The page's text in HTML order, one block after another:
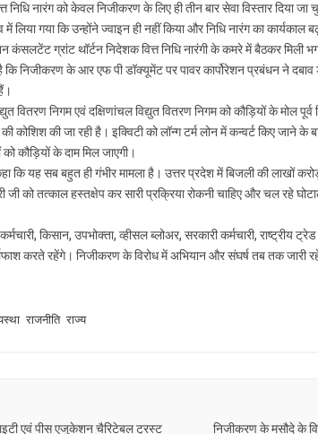
निधि नारंग को केवल निजीकरण के लिए ही तीन बार सेवा विस्तार दिया
लिया गया कि उन्होंने ज्वाइन ही नहीं किया और निधि नारंग का कार्यकाल
कंसलटेंट ग्रांट थॉर्टन निदेशक वित्त निधि नारंगी के कमरे में बैठकर मिली
कि निजीकरण के आर एफ पी डॉक्यूमेंट पर पावर कार्पोरेशन प्रबंधन ने
वितरण निगम एवं दक्षिणांचल विद्युत वितरण निगम को कौड़ियों के मोल पूर्व
कोशिश की जा रही है। इक्विटी को लॉन्ग टर्म लोन में कन्वर्ट किए जाने के
को कौड़ियों के दाम मिल जाएगी।
कि यह सब बहुत ही गंभीर मामला है। उत्तर प्रदेश में बिजली की लाखों
जी को तत्काल हस्तक्षेप कर सारी प्रक्रिया रोकनी चाहिए और चल रहे
किसान, उपभोक्ता, व्हीसल ब्लोअर, सरकारी कर्मचारी, राष्ट्रीय
करते रहेंगे। निजीकरण के विरोध में अभियान और संघर्ष तब तक
राजनीति राज्य
एवं पीस एजुकेशन चैरिटेबल ट्रस्ट निजीकरण के मसौदे के